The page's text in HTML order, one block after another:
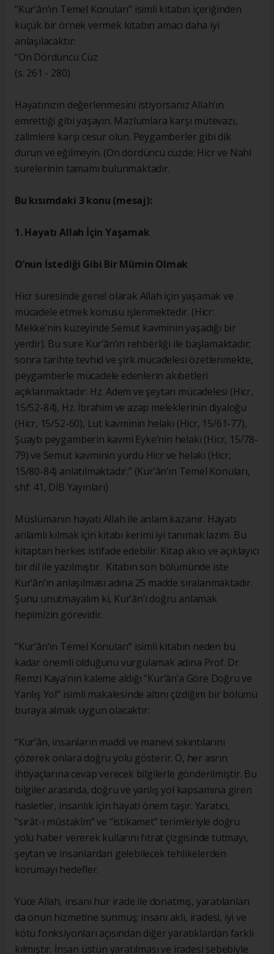
“Kur’ân’ın Temel Konuları” isimli kitabın içeriğinden
küçük bir örnek vermek kitabın amacı daha iyi
anlaşılacaktır:
“On Dördüncü Cüz
(s. 261 - 280)
Hayatınızın değerlenmesini istiyorsanız Allah’ın
emrettiği gibi yaşayın. Mazlumlara karşı mütevazı,
zalimlere karşı cesur olun. Peygamberler gibi dik
durun ve eğilmeyin. (On dördüncü cüzde; Hicr ve Nahl
surelerinin tamamı bulunmaktadır.
Bu kısımdaki 3 konu (mesaj):
1. Hayatı Allah İçin Yaşamak
O’nun İstediği Gibi Bir Mümin Olmak
Hicr suresinde genel olarak Allah için yaşamak ve
mücadele etmek konusu işlenmektedir. (Hicr:
Mekke’nin kuzeyinde Semut kavminin yaşadığı bir
yerdir). Bu sure Kur’ân’ın rehberliği ile başlamaktadır;
sonra tarihte tevhid ve şirk mücadelesi özetlenmekte,
peygamberle mücadele edenlerin akıbetleri
açıklanmaktadır: Hz. Adem ve şeytan mücadelesi (Hicr,
15/52-84), Hz. İbrahim ve azap meleklerinin diyaloğu
(Hicr, 15/52-60), Lut kavminin helakı (Hicr, 15/61-77),
Şuayb peygamberin kavmi Eyke’nin helakı (Hicr, 15/78-
79) ve Semut kavminin yurdu Hicr ve helakı (Hicr,
15/80-84) anlatılmaktadır.” (Kur’ân’ın Temel Konuları,
shf: 41, DİB Yayınları)
Müslümanın hayatı Allah ile anlam kazanır. Hayatı
anlamlı kılmak için kitabı kerimi iyi tanımak lazım. Bu
kitaptan herkes istifade edebilir. Kitap akıcı ve açıklayıcı
bir dil ile yazılmıştır. Kitabın son bölümünde iste
Kur’ân’ın anlaşılması adına 25 madde sıralanmaktadır.
Şunu unutmayalım ki, Kur’ân’ı doğru anlamak
hepimizin görevidir.
“Kur’ân’ın Temel Konuları” isimli kitabın neden bu
kadar önemli olduğunu vurgulamak adına Prof. Dr.
Remzi Kaya’nın kaleme aldığı “Kur’ân’a Göre Doğru ve
Yanlış Yol” isimli makalesinde altını çizdiğim bir bölümü
buraya almak uygun olacaktır:
“Kur’ân, insanların maddi ve manevi sıkıntılarını
çözerek onlara doğru yolu gösterir. O, her asrın
ihtiyaçlarına cevap verecek bilgilerle gönderilmiştir. Bu
bilgiler arasında, doğru ve yanlış yol kapsamına giren
hasletler, insanlık için hayati önem taşır. Yaratıcı,
“sırât-ı mûstakîm” ve “istikamet” terimleriyle doğru
yolu haber vererek kullarını fıtrat çizgisinde tutmayı,
şeytan ve insanlardan gelebilecek tehlikelerden
korumayı hedefler.
Yüce Allah, insanı hür irade ile donatmış, yaratılanları
da onun hizmetine sunmuş; insanı aklı, iradesi, iyi ve
kötü fonksiyonları açısından diğer yaratıklardan farklı
kılmıştır. İnsan üstün yaratılması ve iradesi sebebiyle